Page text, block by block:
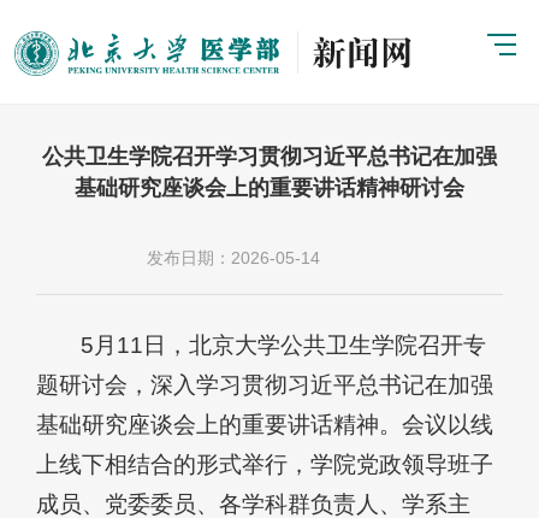
公共卫生学院召开学习贯彻习近平总书记在加强
基础研究座谈会上的重要讲话精神研讨会
发布日期：2026-05-14
5月11日，北京大学公共卫生学院召开专
题研讨会，深入学习贯彻习近平总书记在加强
基础研究座谈会上的重要讲话精神。会议以线
上线下相结合的形式举行，学院党政领导班子
成员、党委委员、各学科群负责人、学系主